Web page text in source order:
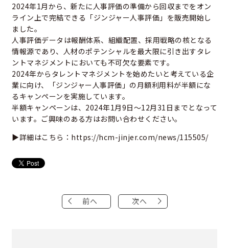
2024年1月から、新たに人事評価の準備から回収までをオン
ライン上で完結できる「ジンジャー人事評価」を販売開始し
ました。
人事評価データは報酬体系、組織配置、採用戦略の核となる
情報源であり、人材のポテンシャルを最大限に引き出すタレ
ントマネジメントにおいても不可欠な要素です。
2024年からタレントマネジメントを始めたいと考えている企
業に向け、「ジンジャー人事評価」の月額利用料が半額にな
るキャンペーンを実施しています。
半額キャンペーンは、2024年1月9日〜12月31日までとなって
います。ご興味のある方はお問い合わせください。
▶詳細はこちら： https://hcm-jinjer.com/news/115505/
前へ 次へ